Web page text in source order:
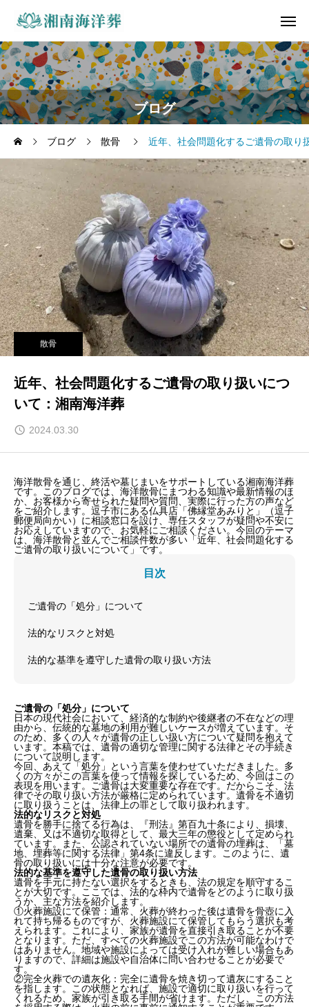
ブログ
ブログ 散骨 近年、社会問題化するご遺骨の取り
散骨
近年、社会問題化するご遺骨の取り扱いにつ
いて：湘南海洋葬
2024.03.30
海洋散骨を通じ、終活や墓じまいをサポートしている湘南海洋葬
です。このブログでは、海洋散骨にまつわる知識や最新情報のほ
か、お客様から寄せられた疑問や質問、実際に行った方の声など
をご紹介します。逗子市にある仏具店「佛縁堂あみりと」（逗子
郵便局向かい）に相談窓口を設け、専任スタッフが疑問や不安に
お応えしていますので、お気軽にご相談ください。今回のテーマ
は、海洋散骨と並んでご相談件数が多い「近年、社会問題化する
ご遺骨の取り扱いについて」です。
目次
ご遺骨の「処分」について
法的なリスクと対処
法的な基準を遵守した遺骨の取り扱い方法
ご遺骨の「処分」について
日本の現代社会において、経済的な制約や後継者の不在などの理
由から、伝統的な墓地の利用が難しいケースが増えています。そ
のため、多くの人々が遺骨の正しい扱い方について疑問を抱えて
います。本稿では、遺骨の適切な管理に関する法律とその手続き
について説明します。
今回、あえて「処分」という言葉を使わせていただきました。多
くの方々がこの言葉を使って情報を探しているため、今回はこの
表現を用います。ご遺骨は大変重要な存在です。だからこそ、法
律でその取り扱い方法が厳格に定められています。遺骨を不適切
に取り扱うことは、法律上の罪として取り扱われます。
法的なリスクと対処
遺骨を勝手に捨てる行為は、『刑法』第百九十条により、損壊、
遺棄、又は不適切な取得として、最大三年の懲役として定められ
ています。また、公認されていない場所での遺骨の埋葬は、「墓
地、埋葬等に関する法律」第4条に違反します。このように、遺
骨の取り扱いには十分な注意が必要です。
法的な基準を遵守した遺骨の取り扱い方法
遺骨を手元に持たない選択をするときも、法の規定を順守するこ
とが大切です。ここでは、法的な枠内で遺骨をどのように取り扱
うか、主な方法を紹介します。
①火葬施設にて保管：通常、火葬が終わった後は遺骨を骨壺に入
れて持ち帰るものですが、火葬施設にて保管してもらう選択も考
えられます。これにより、家族が遺骨を直接引き取ることが不要
となります。ただ、すべての火葬施設でこの方法が可能なわけで
はありません。地域や施設によっては受け入れが難しい場合もあ
りますので、詳細は施設や自治体に問い合わせることが必要で
す。
②完全火葬での遺灰化：完全に遺骨を焼き切って遺灰にすること
を指します。この状態となれば、施設で適切に取り扱いを行って
くれるため、家族が引き取る手間が省けます。ただし、この方法